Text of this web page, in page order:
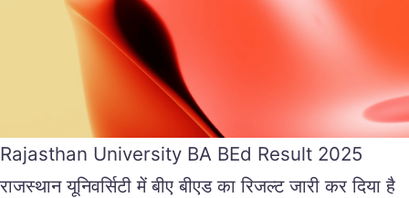
Rajasthan University BA BEd Result 2025
राजस्थान यूनिवर्सिटी में बीए बीएड का रिजल्ट जारी कर दिया है